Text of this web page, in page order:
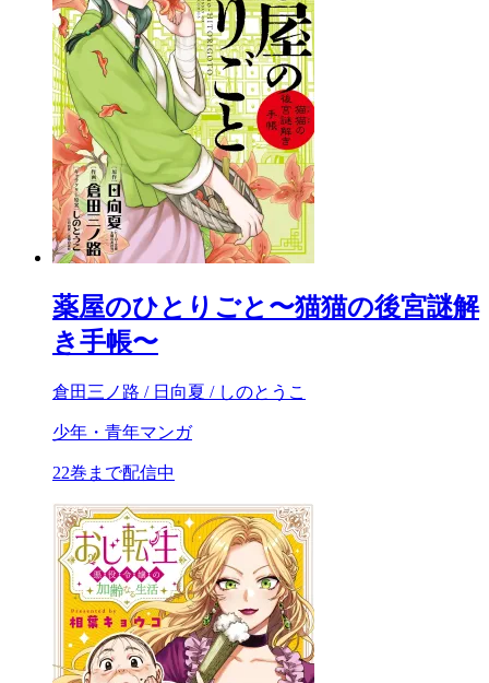
薬屋のひとりごと〜猫猫の後宮謎解
き手帳〜
倉田三ノ路 / 日向夏 / しのとうこ
少年・青年マンガ
22巻まで配信中